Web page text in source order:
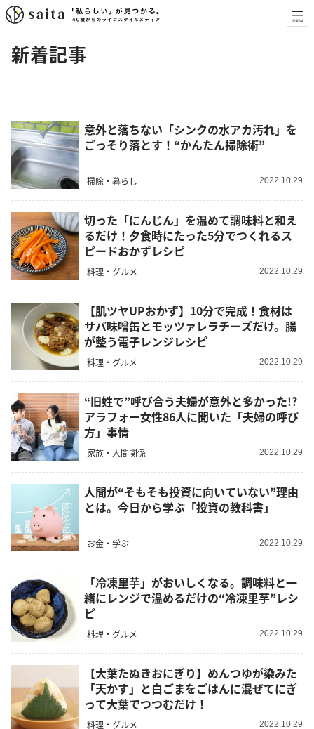
新着記事
意外と落ちない「シンクの水アカ汚れ」を
ごっそり落とす！“かんたん掃除術”
掃除・暮らし 2022.10.29
切った「にんじん」を温めて調味料と和え
るだけ！夕食時にたった5分でつくれるス
ピードおかずレシピ
料理・グルメ 2022.10.29
【肌ツヤUPおかず】10分で完成！食材は
サバ味噌缶とモッツァレラチーズだけ。腸
が整う電子レンジレシピ
料理・グルメ 2022.10.29
“旧姓で”呼び合う夫婦が意外と多かった!?
アラフォー女性86人に聞いた「夫婦の呼び
方」事情
家族・人間関係 2022.10.29
人間が“そもそも投資に向いていない”理由
とは。今日から学ぶ「投資の教科書」
お金・学ぶ 2022.10.29
「冷凍里芋」がおいしくなる。調味料と一
緒にレンジで温めるだけの“冷凍里芋”レシ
ピ
料理・グルメ 2022.10.29
【大葉たぬきおにぎり】めんつゆが染みた
「天かす」と白ごまをごはんに混ぜてにぎ
って大葉でつつむだけ！
料理・グルメ 2022.10.29